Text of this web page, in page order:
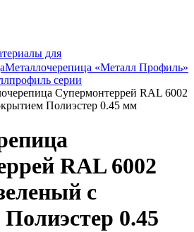
для
Металлочерепица «Металл Профиль»
серии
Супермонтеррей RAL 6002
Полиэстер 0.45 мм
RAL 6002
с
0.45